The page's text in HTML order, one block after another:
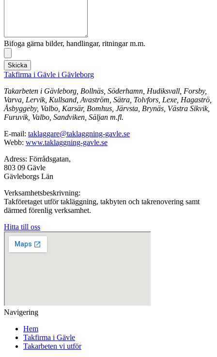
Bifoga gärna bilder, handlingar, ritningar m.m.
Skicka
Takfirma i Gävle i Gävleborg
Takarbeten i Gävleborg, Bollnäs, Söderhamn, Hudiksvall, Forsby,
Varva, Lervik, Kullsand, Avaström, Sätra, Tolvfors, Lexe, Hagaströ,
Åsbyggeby, Valbo, Karsär, Bomhus, Järvsta, Brynäs, Västra Sikvik,
Furuvik, Valbo, Sandviken, Säljan m.fl.
E-mail: taklaggare@taklaggning-gavle.se
Webb: www.taklaggning-gavle.se
Adress: Förrådsgatan,
803 09 Gävle
Gävleborgs Län
Verksamhetsbeskrivning:
Takföretaget utför takläggning, takbyten och takrenovering samt
därmed förenlig verksamhet.
Hitta till oss
Navigering
Hem
Takfirma i Gävle
Takarbeten vi utför